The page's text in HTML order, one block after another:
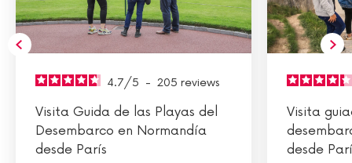
4.7/5 - 205 reviews
Visita Guida de las Playas del
Desembarco en Normandía
desde París
Visita
desde